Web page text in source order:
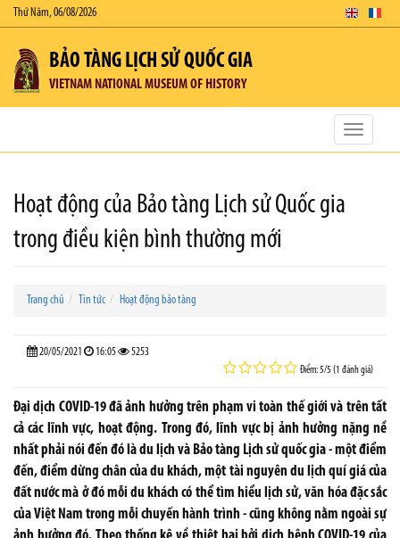
Thứ Năm, 06/08/2026
BẢO TÀNG LỊCH SỬ QUỐC GIA
VIETNAM NATIONAL MUSEUM OF HISTORY
Toggle
Hoạt động của Bảo tàng Lịch sử Quốc gia
trong điều kiện bình thường mới
Trang chủ Tin tức Hoạt động bảo tàng
20/05/2021 16:05 5253
Điểm: 5/5 (1 đánh giá)
Đại dịch COVID-19 đã ảnh hưởng trên phạm vi toàn thế giới và trên tất
cả các lĩnh vực, hoạt động. Trong đó, lĩnh vực bị ảnh hưởng nặng nề
nhất phải nói đến đó là du lịch và Bảo tàng Lịch sử quốc gia - một điểm
đến, điểm dừng chân của du khách, một tài nguyên du lịch quí giá của
đất nước mà ở đó mỗi du khách có thể tìm hiểu lịch sử, văn hóa đặc sắc
của Việt Nam trong mỗi chuyến hành trình - cũng không nằm ngoài sự